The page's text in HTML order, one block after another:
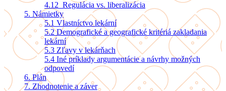
4.12 Regulácia vs. liberalizácia
5. Námietky
5.1 Vlastníctvo lekární
5.2 Demografické a geografické kritériá zakladania
lekární
5.3 Zľavy v lekárňach
5.4 Iné príklady argumentácie a návrhy možných
odpovedí
6. Plán
7. Zhodnotenie a záver